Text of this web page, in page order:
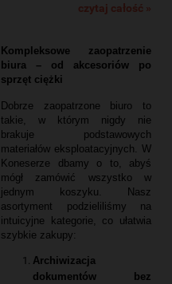
czytaj całość »
Kompleksowe zaopatrzenie
biura – od akcesoriów po
sprzęt ciężki
Dobrze zaopatrzone biuro to
takie,
w którym nigdy nie
brakuje podstawowych
materiałów eksploatacyjnych.
W
Koneserze dbamy o to,
abyś
mógł zamówić wszystko w
jednym koszyku.
Nasz
asortyment podzieliliśmy na
intuicyjne kategorie,
co ułatwia
szybkie zakupy:
Archiwizacja
dokumentów bez